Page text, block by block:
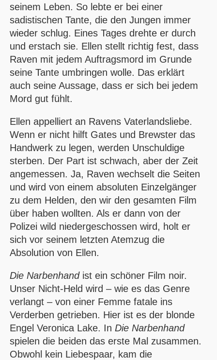
seinem Leben. So lebte er bei einer
sadistischen Tante, die den Jungen immer
wieder schlug. Eines Tages drehte er durch
und erstach sie. Ellen stellt richtig fest, dass
Raven mit jedem Auftragsmord im Grunde
seine Tante umbringen wolle. Das erklärt
auch seine Aussage, dass er sich bei jedem
Mord gut fühlt.
Ellen appelliert an Ravens Vaterlandsliebe.
Wenn er nicht hilft Gates und Brewster das
Handwerk zu legen, werden Unschuldige
sterben. Der Part ist schwach, aber der Zeit
angemessen. Ja, Raven wechselt die Seiten
und wird von einem absoluten Einzelgänger
zu dem Helden, den wir den gesamten Film
über haben wollten. Als er dann von der
Polizei wild niedergeschossen wird, holt er
sich vor seinem letzten Atemzug die
Absolution von Ellen.
Die Narbenhandist ein schöner Film noir.
Unser Nicht-Held wird – wie es das Genre
verlangt – von einer Femme fatale ins
Verderben getrieben. Hier ist es der blonde
Engel Veronica Lake. In Die Narbenhand
spielen die beiden das erste Mal zusammen.
Obwohl kein Liebespaar, kam die